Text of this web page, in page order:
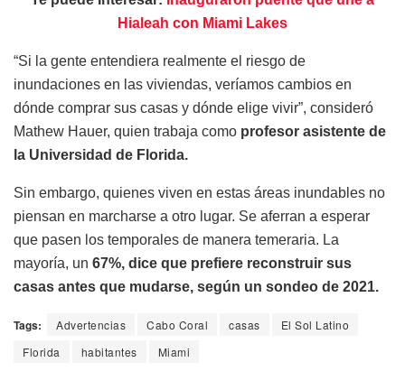
Hialeah con Miami Lakes
“Si la gente entendiera realmente el riesgo de
inundaciones en las viviendas, veríamos cambios en
dónde comprar sus casas y dónde elige vivir”, consideró
Mathew Hauer, quien trabaja como profesor asistente de
la Universidad de Florida.
Sin embargo, quienes viven en estas áreas inundables no
piensan en marcharse a otro lugar. Se aferran a esperar
que pasen los temporales de manera temeraria. La
mayoría, un 67%, dice que prefiere reconstruir sus
casas antes que mudarse, según un sondeo de 2021.
Tags: Advertencias Cabo Coral casas
El Sol Latino
Florida
habitantes Miami